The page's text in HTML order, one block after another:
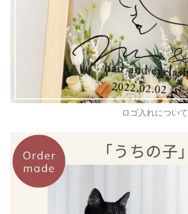
ロゴ入れについて